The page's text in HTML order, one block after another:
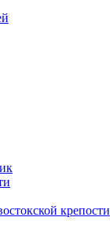
крепости